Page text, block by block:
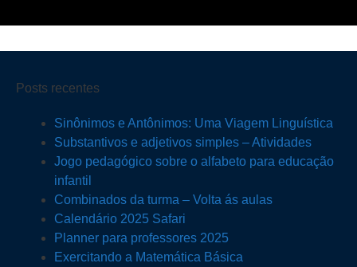
Posts recentes
Sinônimos e Antônimos: Uma Viagem Linguística
Substantivos e adjetivos simples – Atividades
Jogo pedagógico sobre o alfabeto para educação
infantil
Combinados da turma – Volta ás aulas
Calendário 2025 Safari
Planner para professores 2025
Exercitando a Matemática Básica